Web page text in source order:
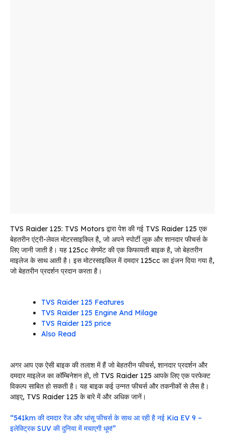
TVS Raider 125: TVS Motors द्वारा पेश की गई TVS Raider 125 एक
बेहतरीन एंट्री-लेवल मोटरसाइकिल है, जो अपने स्पोर्टी लुक और शानदार फीचर्स के
लिए जानी जाती है। यह 125cc सेगमेंट की एक किफायती बाइक है, जो बेहतरीन
माइलेज के साथ आती है। इस मोटरसाइकिल में दमदार 125cc का इंजन दिया गया है,
जो बेहतरीन प्रदर्शन प्रदान करता है।
TVS Raider 125 Features
TVS Raider 125 Engine And Milage
TVS Raider 125 price
Also Read
अगर आप एक ऐसी बाइक की तलाश में हैं जो बेहतरीन फीचर्स, शानदार प्रदर्शन और
दमदार माइलेज का कॉम्बिनेशन हो, तो TVS Raider 125 आपके लिए एक परफेक्ट
विकल्प साबित हो सकती है। यह बाइक कई उन्नत फीचर्स और तकनीकों से लैस है।
आइए, TVS Raider 125 के बारे में और अधिक जानें।
“541km की दमदार रेंज और धांसू फीचर्स के साथ आ रही है नई Kia EV 9 –
इलेक्ट्रिक SUV की दुनिया में मचाएगी धूम!”